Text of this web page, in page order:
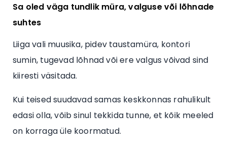
Sa oled väga tundlik müra, valguse või lõhnade
suhtes
Liiga vali muusika, pidev taustamüra, kontori
sumin, tugevad lõhnad või ere valgus võivad sind
kiiresti väsitada.
Kui teised suudavad samas keskkonnas rahulikult
edasi olla, võib sinul tekkida tunne, et kõik meeled
on korraga üle koormatud.